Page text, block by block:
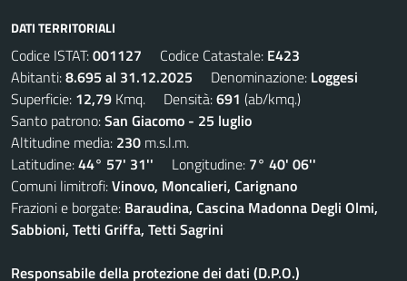
DATI TERRITORIALI
Codice ISTAT:001127 Codice Catastale: E423
Abitanti:8.695 al 31.12.2025 Denominazione: Loggesi
Superficie: 12,79 Kmq. Densità:691 (ab/kmq.)
Santo patrono:San Giacomo - 25 luglio
Altitudine media: 230 m.s.l.m.
Latitudine:44° 57' 31'' Longitudine: 7° 40' 06''
Comuni limitrofi:Vinovo, Moncalieri, Carignano
Frazioni e borgate: Baraudina, Cascina Madonna Degli Olmi,
Sabbioni, Tetti Griffa, Tetti Sagrini
Responsabile della protezione dei dati (D.P.O.)